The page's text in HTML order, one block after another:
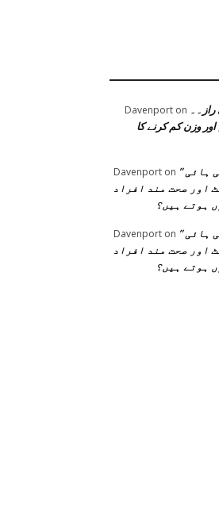
Davenport on
وزن کم کرنے کا
Davenport on ” فٹ ہونے کے باوجود میرا بی پی ہائی
اور صحت مند افراد
ہوتے ہیں؟
Davenport on ” فٹ ہونے کے باوجود میرا بی پی ہائی
اور صحت مند افراد
ہوتے ہیں؟